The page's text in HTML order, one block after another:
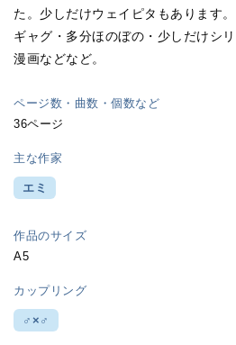
た。少しだけウェイピタもあります。
ギャグ・多分ほのぼの・少しだけシ
漫画などなど。
ページ数・曲数・個数など
36ページ
主な作家
エミ
作品のサイズ
A5
カップリング
♂×♂